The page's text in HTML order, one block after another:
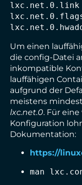
lxc.net.0.link
Um einen
die config-Datei
inkompatible
lauffähigen
aufgrund der
meistens
lxc.net.0. Für
Konfiguration
Dokumentation:
https://
man